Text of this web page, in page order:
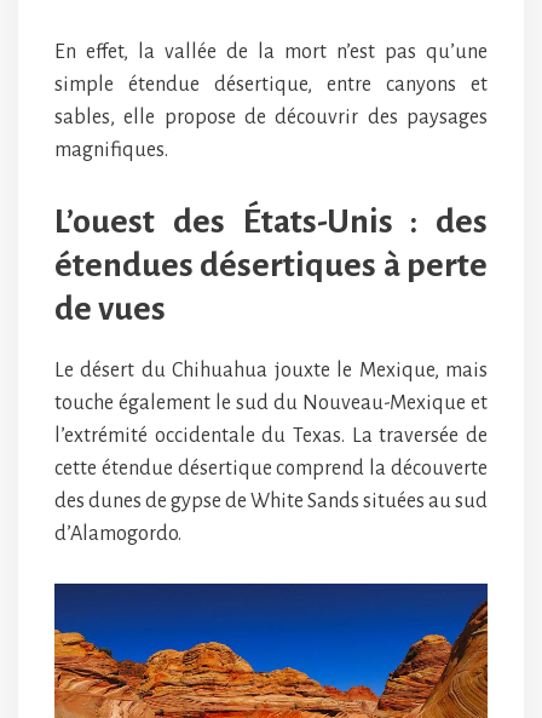
En effet, la vallée de la mort n’est pas qu’une
simple étendue désertique, entre canyons et
sables, elle propose de découvrir des paysages
magnifiques.
L’ouest des États-Unis : des
étendues désertiques à perte
de vues
Le désert du Chihuahua jouxte le Mexique, mais
touche également le sud du Nouveau-Mexique et
l’extrémité occidentale du Texas. La traversée de
cette étendue désertique comprend la découverte
des dunes de gypse de White Sands situées au sud
d’Alamogordo.